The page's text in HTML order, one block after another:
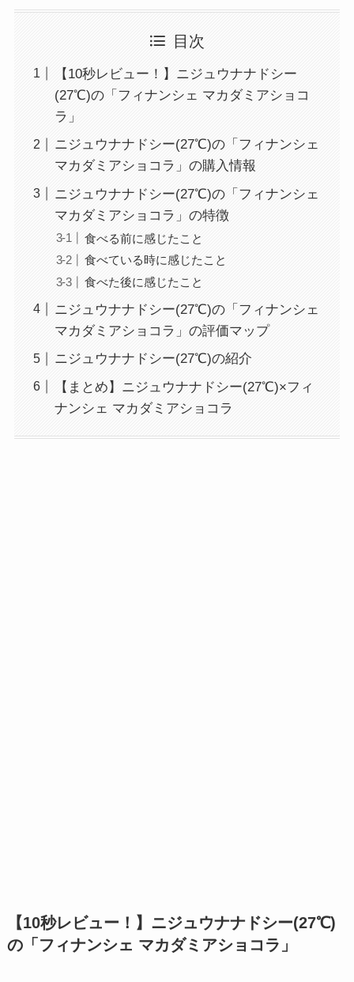
目次
【10秒レビュー！】ニジュウナナドシー
(27℃)の「フィナンシェ マカダミアショコ
ラ」
ニジュウナナドシー(27℃)の「フィナンシェ
マカダミアショコラ」の購入情報
ニジュウナナドシー(27℃)の「フィナンシェ
マカダミアショコラ」の特徴
食べる前に感じたこと
食べている時に感じたこと
食べた後に感じたこと
ニジュウナナドシー(27℃)の「フィナンシェ
マカダミアショコラ」の評価マップ
ニジュウナナドシー(27℃)の紹介
【まとめ】ニジュウナナドシー(27℃)×フィ
ナンシェ マカダミアショコラ
【10秒レビュー！】ニジュウナナドシー(27℃)
の「フィナンシェ マカダミアショコラ」